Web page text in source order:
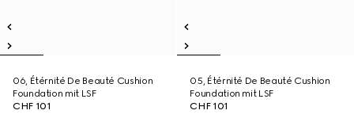
06, Étérnité De Beauté Cushion
Foundation mit LSF
CHF 101
05, Étérnité De Beauté Cushion
Foundation mit LSF
CHF 101